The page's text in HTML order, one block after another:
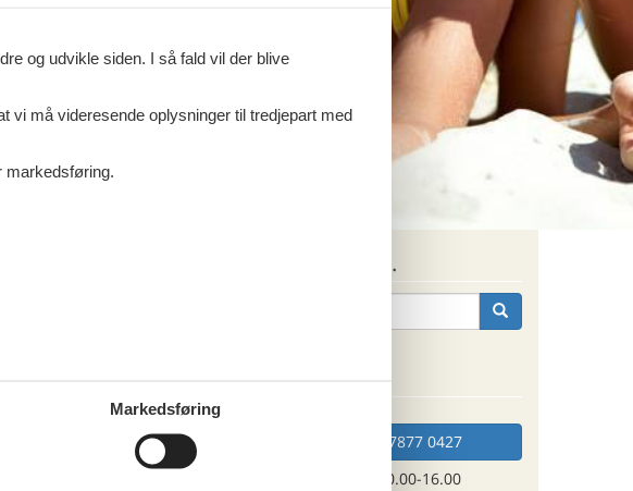
Søg efter husnr.
Ring (+45) 7877 0427
Man. - fre. 10.00-16.00
og udvikle siden. I så fald vil der blive
vi må videresende oplysninger til tredjepart med
markedsføring.
Markedsføring